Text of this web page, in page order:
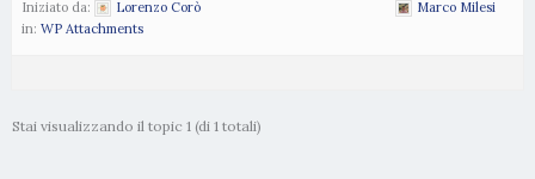
Iniziato da:
Lorenzo Corò
in: WP Attachments
Marco Milesi
Stai visualizzando il topic 1 (di 1 totali)